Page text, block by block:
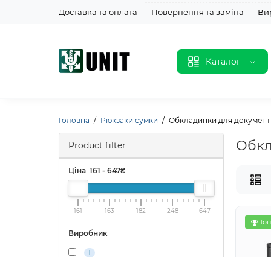
Доставка та оплата Повернення та заміна
Каталог
Головна Рюкзаки сумки Обкладинки для
Product filter
Ціна 161 - 647₴
161 163 182 248 647
Виробник
1
Топ